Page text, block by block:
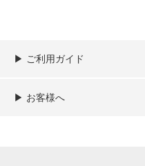
▶︎ ご利用ガイド
ご利用ガイド
決済／配送／送料について
取り扱い商品一覧
顧客情報の取扱について
特定商取引法の表記
▶︎ お客様へ